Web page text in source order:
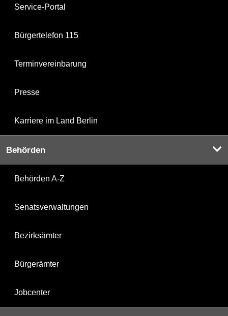
Service-Portal
Bürgertelefon 115
Terminvereinbarung
Presse
Karriere im Land Berlin
Behörden
Behörden A-Z
Senatsverwaltungen
Bezirksämter
Bürgerämter
Jobcenter